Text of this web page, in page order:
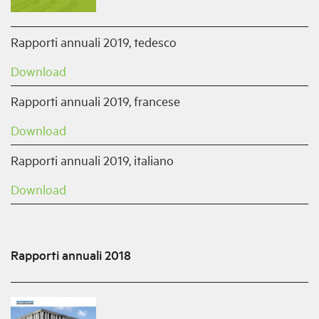
Rapporti annuali 2019, tedesco
Download
Rapporti annuali 2019, francese
Download
Rapporti annuali 2019, italiano
Download
Rapporti annuali 2018